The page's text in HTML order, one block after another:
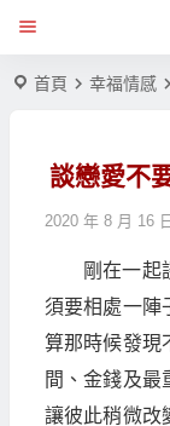
首頁 幸福情感
談戀愛不
2020 年 8 月 16
剛在一起
須要相處一陣
算那時候發現
間、金錢及最
讓彼此稍微改